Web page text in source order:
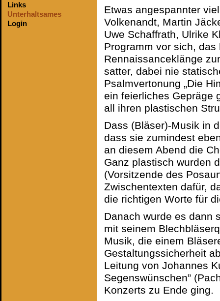
Links
Unterhaltsames
Login
Etwas angespannter
Volkenandt, Martin
Uwe Schaffrath, Ulrike
Programm vor sich,
Rennaissanceklänge
satter, dabei nie
Psalmvertonung „Die
ein feierliches Gepräge
all ihren plastischen
Dass (Bläser)-Musik in
dass sie zumindest
an diesem Abend die
Ganz plastisch wurden
(Vorsitzende des
Zwischentexten dafür,
die richtigen Worte für
Danach wurde es dann
mit seinem
Musik, die einem
Gestaltungssicherheit
Leitung von Johannes
Segenswünschen”
Konzerts zu Ende ging.